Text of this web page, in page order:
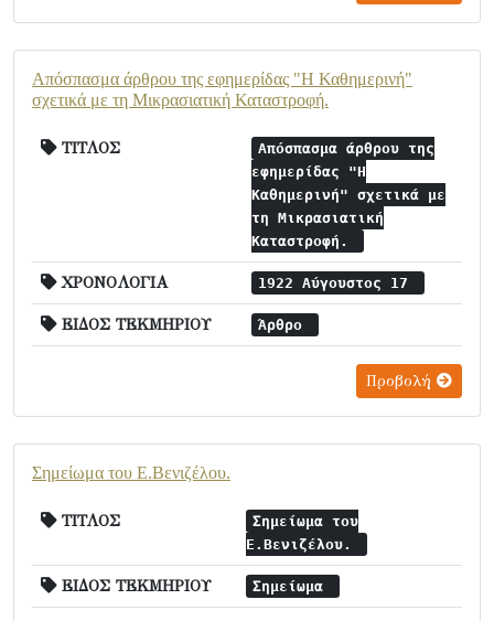
Απόσπασμα άρθρου της εφημερίδας "Η Καθημερινή"
σχετικά με τη Μικρασιατική Καταστροφή.
ΤΙΤΛΟΣ
Απόσπασμα άρθρου της
εφημερίδας "Η
Καθημερινή" σχετικά με
τη Μικρασιατική
Καταστροφή.
ΧΡΟΝΟΛΟΓΙΑ 1922 Αύγουστος 17
ΕΙΔΟΣ ΤΕΚΜΗΡΙΟΥ Άρθρο
Προβολή
Σημείωμα του Ε.Βενιζέλου.
ΤΙΤΛΟΣ
Σημείωμα του
Ε.Βενιζέλου.
ΕΙΔΟΣ ΤΕΚΜΗΡΙΟΥ Σημείωμα